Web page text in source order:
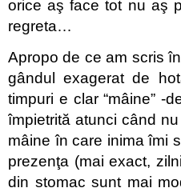
orice aş face tot nu aş
regreta…
Apropo de ce am scris
gândul exagerat de
timpuri e clar “mâine” -
împietrită atunci când
mâine în care inima îmi
prezenţa (mai exact,
din stomac sunt mai